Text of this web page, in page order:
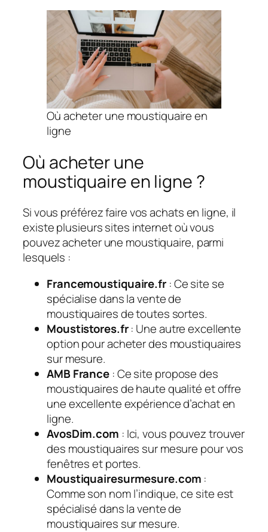
Où acheter une moustiquaire en
ligne
Où acheter une
moustiquaire en ligne ?
Si vous préférez faire vos achats en ligne, il
existe plusieurs sites internet où vous
pouvez acheter une moustiquaire, parmi
lesquels :
Francemoustiquaire.fr: Ce site se
spécialise dans la vente de
moustiquaires de toutes sortes.
Moustistores.fr: Une autre excellente
option pour acheter des moustiquaires
sur mesure.
AMB France : Ce site propose des
moustiquaires de haute qualité et offre
une excellente expérience d’achat en
ligne.
AvosDim.com : Ici, vous pouvez trouver
des moustiquaires sur mesure pour vos
fenêtres et portes.
Moustiquairesurmesure.com :
Comme son nom l’indique, ce site est
spécialisé dans la vente de
moustiquaires sur mesure.